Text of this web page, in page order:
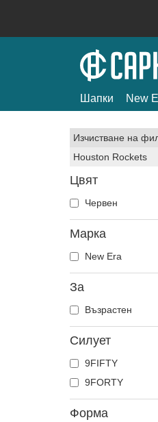
Шапки New
Изчистване на
Houston Rockets
Цвят
Червен
Марка
New Era
За
Възрастен
Силует
9FIFTY
9FORTY
Форма